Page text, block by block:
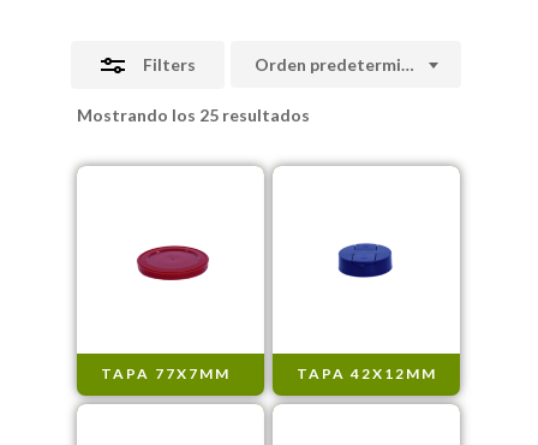
Filters
Mostrando los 25 resultados
Orden predeterminado
TAPA 77X7MM TAPA 42X12MM